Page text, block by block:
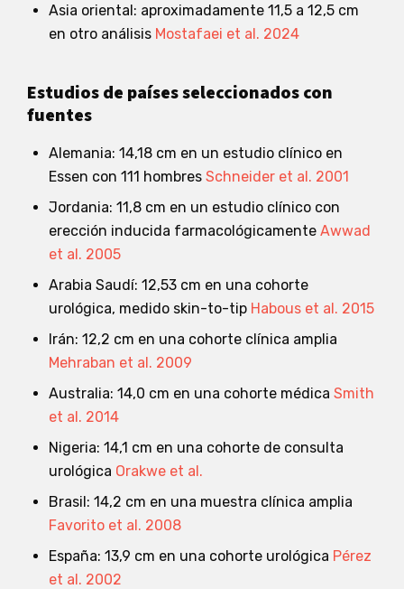
Asia oriental: aproximadamente 11,5 a 12,5 cm
en otro análisis Mostafaei et al. 2024
Estudios de países seleccionados con
fuentes
Alemania: 14,18 cm en un estudio clínico en
Essen con 111 hombres Schneider et al. 2001
Jordania: 11,8 cm en un estudio clínico con
erección inducida farmacológicamente Awwad
et al. 2005
Arabia Saudí: 12,53 cm en una cohorte
urológica, medido skin-to-tip Habous et al. 2015
Irán: 12,2 cm en una cohorte clínica amplia
Mehraban et al. 2009
Australia: 14,0 cm en una cohorte médica Smith
et al. 2014
Nigeria: 14,1 cm en una cohorte de consulta
urológica Orakwe et al.
Brasil: 14,2 cm en una muestra clínica amplia
Favorito et al. 2008
España: 13,9 cm en una cohorte urológica Pérez
et al. 2002